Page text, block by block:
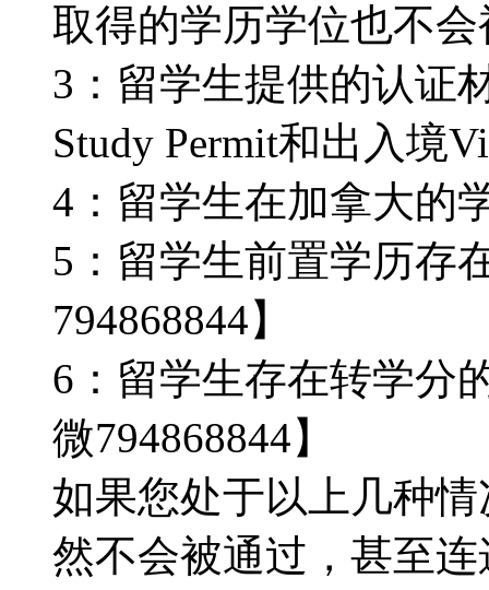
取得的学历学位也不会
3：留学生提供的认证
Study Permit和出入境
4：留学生在加拿大的
5：留学生前置学历存
794868844】
6：留学生存在转学分
微794868844】
如果您处于以上几种
然不会被通过，甚至